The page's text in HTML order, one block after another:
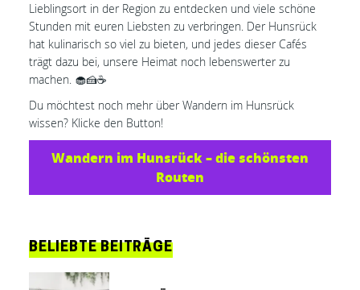
Lieblingsort in der Region zu entdecken und viele schöne
Stunden mit euren Liebsten zu verbringen. Der Hunsrück
hat kulinarisch so viel zu bieten, und jedes dieser Cafés
trägt dazu bei, unsere Heimat noch lebenswerter zu
machen. 🧁🍰☕️
Du möchtest noch mehr über Wandern im Hunsrück
wissen? Klicke den Button!
Wandern im Hunsrück – die schönsten
Routen
BELIEBTE BEITRÄGE